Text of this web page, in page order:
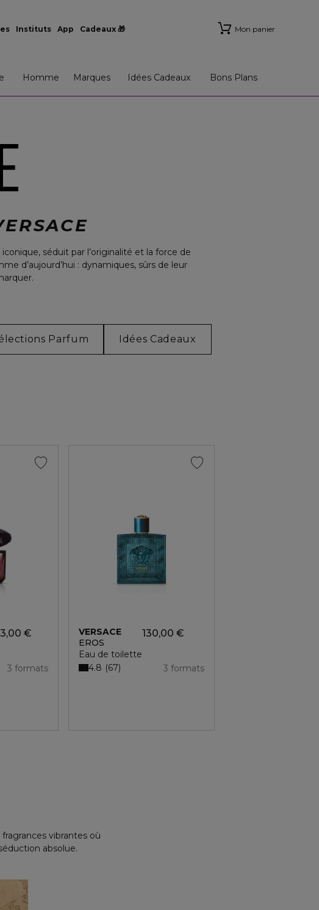
Instituts App Cadeaux 🎁 Mon panier
Homme Marques Idées Cadeaux Bons Plans
séduit par l’originalité et la force de
d’aujourd’hui : dynamiques, sûrs de leur
Parfum Idées Cadeaux
€
3 formats
VERSACE
EROS
Eau de toilette
130,00 €
3 formats
4.8 67
vibrantes où
absolue.